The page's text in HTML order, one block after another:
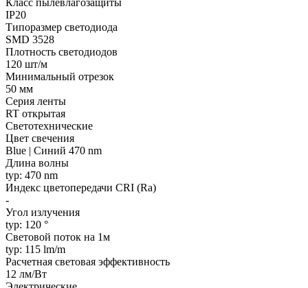
Класс пылевлагозащиты
IP20
Типоразмер светодиода
SMD 3528
Плотность светодиодов
120 шт/м
Минимальный отрезок
50 мм
Серия ленты
RT открытая
Светотехнические
Цвет свечения
Blue | Синий 470 nm
Длина волны
typ: 470 nm
Индекс цветопередачи CRI (Ra)
-
Угол излучения
typ: 120 °
Световой поток на 1м
typ: 115 lm/m
Расчетная световая эффективность
12 лм/Вт